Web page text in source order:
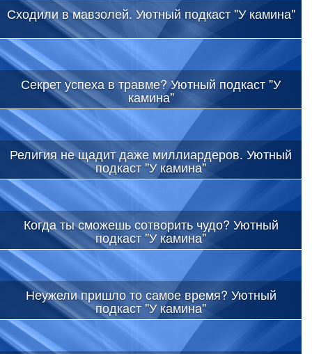
Сходили в мавзолей. Уютный подкаст "У камина"
Секрет успеха в травме? Уютный подкаст "У
камина"
Религия не щадит даже миллиардеров. Уютный
подкаст "У камина"
Когда ты сможешь сотворить чудо? Уютный
подкаст "У камина"
Неужели пришло то самое время? Уютный
подкаст "У камина"